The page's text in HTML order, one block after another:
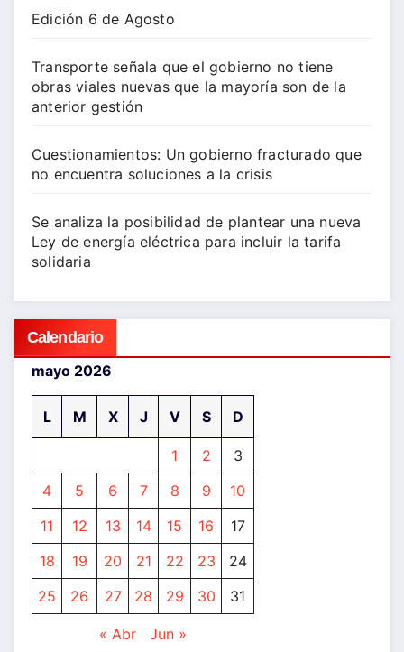
Edición 6 de Agosto
Transporte señala que el gobierno no tiene
obras viales nuevas que la mayoría son de la
anterior gestión
Cuestionamientos: Un gobierno fracturado que
no encuentra soluciones a la crisis
Se analiza la posibilidad de plantear una nueva
Ley de energía eléctrica para incluir la tarifa
solidaria
Calendario
mayo 2026
L M X J V S D
1 2
3
4
5 6 7 8 9
10
11
12 13 14 15 16
17
18
19 20 21 22 23
24
25
26 27 28 29 30 31
« Abr Jun »